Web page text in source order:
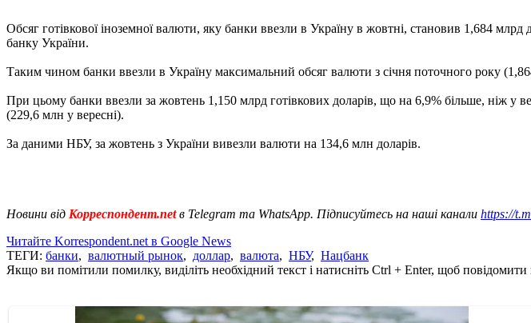
Обсяг готівкової іноземної валюти, яку банки ввезли в Україну в жовтні, становив 1,684
банку України.
Таким чином банки ввезли в Україну максимальний обсяг валюти з січня поточного року
При цьому банки ввезли за жовтень 1,150 млрд готівкових доларів, що на 6,9% більше, ніж у
(229,6 млн у вересні).
За даними НБУ, за жовтень з України вивезли валюти на 134,6 млн доларів.
Новини від Корреспондент.netв Telegram та WhatsApp. Підписуйтесь на наші канали https://
Читайте Korrespondent.net в Google News
ТЕГИ: банки, валютный рынок, доллар, валюта, НБУ, Нацбанк
Якщо ви помітили помилку, виділіть необхідний текст і натисніть Ctrl + Enter, щоб